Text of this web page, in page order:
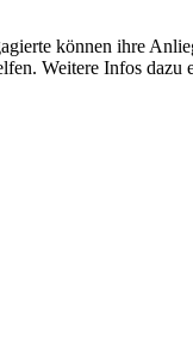
können ihre
Weitere Infos dazu